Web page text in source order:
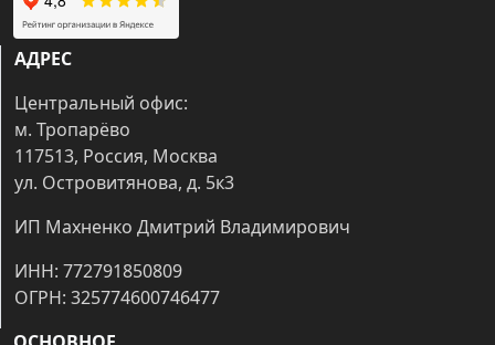
АДРЕС
Центральный офис:
м. Тропарёво
117513, Россия, Москва
ул. Островитянова, д. 5к3
ИП Махненко Дмитрий Владимирович
ИНН: 772791850809
ОГРН: 325774600746477